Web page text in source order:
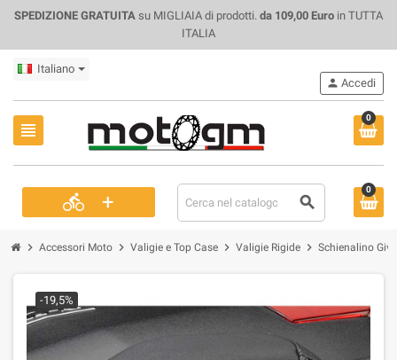
SPEDIZIONE GRATUITA su MIGLIAIA di prodotti. da 109,00 Euro in TUTTA
ITALIA
Italiano
view_headline
0
directions_bike + search
person Accedi
0
chevron_right Accessori Moto chevron_right Valigie e Top Case chevron_right Valigie Rigide chevron_right Schienalino Givi
-19,5%